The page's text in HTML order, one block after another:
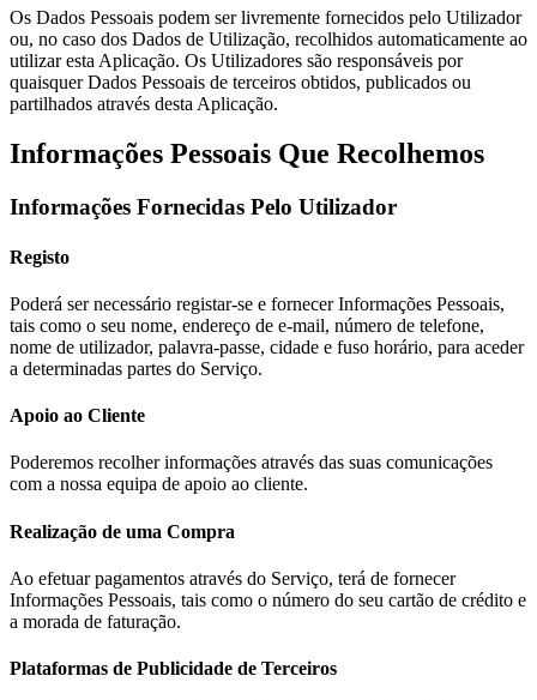
Os Dados Pessoais podem ser livremente fornecidos pelo Utilizador
ou, no caso dos Dados de Utilização, recolhidos automaticamente ao
utilizar esta Aplicação. Os Utilizadores são responsáveis por
quaisquer Dados Pessoais de terceiros obtidos, publicados ou
partilhados através desta Aplicação.
Informações Pessoais Que Recolhemos
Informações Fornecidas Pelo Utilizador
Registo
Poderá ser necessário registar-se e fornecer Informações Pessoais,
tais como o seu nome, endereço de e-mail, número de telefone,
nome de utilizador, palavra-passe, cidade e fuso horário, para aceder
a determinadas partes do Serviço.
Apoio ao Cliente
Poderemos recolher informações através das suas comunicações
com a nossa equipa de apoio ao cliente.
Realização de uma Compra
Ao efetuar pagamentos através do Serviço, terá de fornecer
Informações Pessoais, tais como o número do seu cartão de crédito e
a morada de faturação.
Plataformas de Publicidade de Terceiros